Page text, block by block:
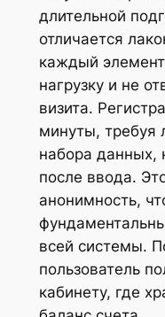
длительной
отличается
каждый
нагрузку и не
визита.
минуты, требуя
набора данных,
после ввода.
анонимность,
всей системы.
пользователь
кабинету, где